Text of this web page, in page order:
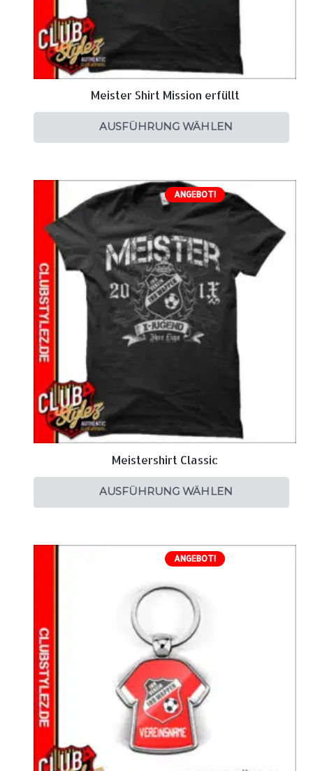
Meister Shirt Mission erfüllt
AUSFÜHRUNG WÄHLEN
ANGEBOT!
Meistershirt Classic
AUSFÜHRUNG WÄHLEN
ANGEBOT!